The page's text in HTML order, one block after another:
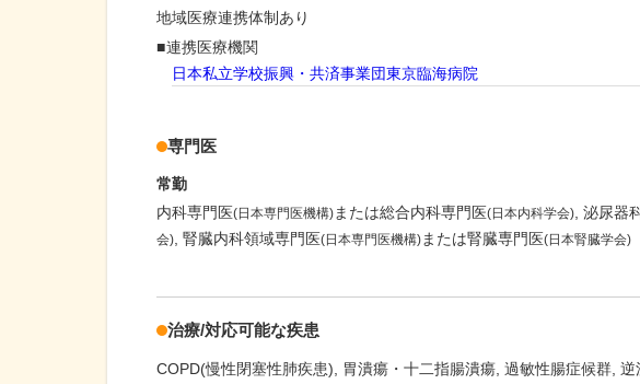
地域医療連携体制あり
連携医療機関
日本私立学校振興・共済事業団東京臨海病院
専門医
常勤
内科専門医(日本専門医機構) または総合内科専門医(日本内科学会) 泌尿器
会) 腎臓内科領域専門医(日本専門医機構) または腎臓専門医(日本腎臓学会)
治療/対応可能な疾患
COPD(慢性閉塞性肺疾患) 胃潰瘍・十二指腸潰瘍 過敏性腸症候群 逆